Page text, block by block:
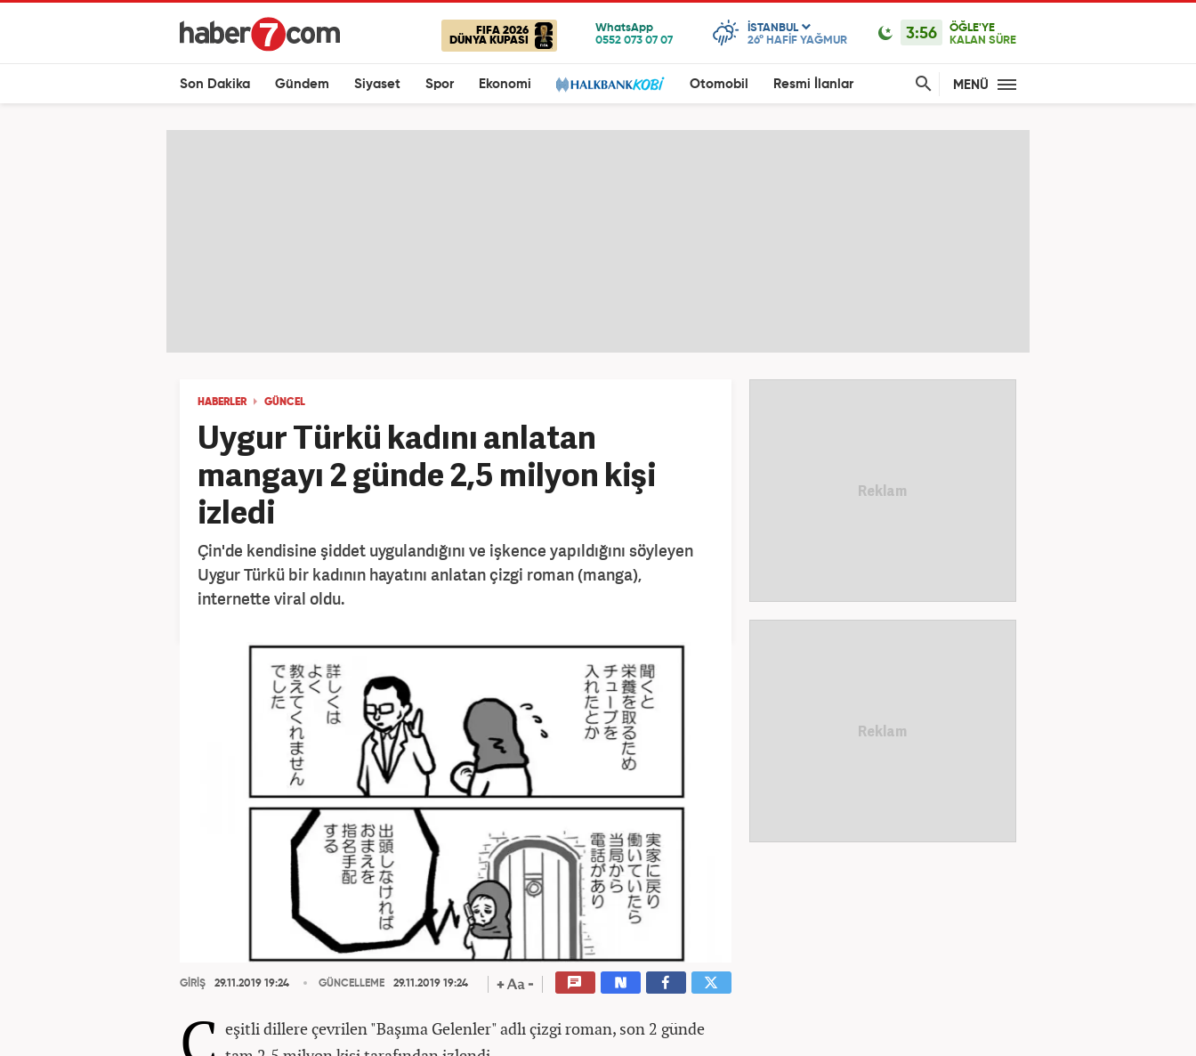
FIFA 2026
DÜNYA KUPASI
ISTANBUL
26° HAFİF YAĞMUR 3:56
ÖĞLE'YE
KALAN SÜRE
Son Dakika Gündem Siyaset Spor Ekonomi Otomobil Resmi İlanlar MENÜ
HABERLER GÜNCEL
Uygur Türkü kadını anlatan
mangayı 2 günde 2,5 milyon kişi
izledi
Çin'de kendisine şiddet uygulandığını ve işkence yapıldığını söyleyen
Uygur Türkü bir kadının hayatını anlatan çizgi roman (manga),
internette viral oldu.
GİRİŞ 29.11.2019 19:24 GÜNCELLEME 29.11.2019 19:24
eşitli dillere çevrilen "Başıma Gelenler" adlı çizgi roman, son 2 günde